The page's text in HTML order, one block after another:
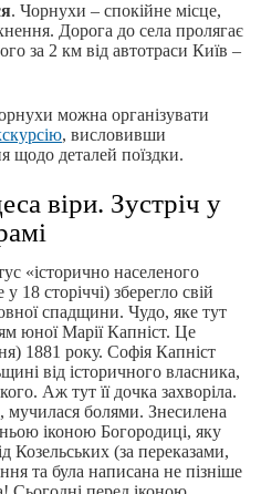
. Чорнухи – спокійне місце,
Дорога до села пролягає
за 2 км від автотраси Київ –
можна організувати
, висловивши
щодо деталей поїздки.
віри. Зустріч у
«історично населеного
18 сторіччі) зберегло свій
спадщини. Чудо, яке тут
юної Марії Капніст. Це
1881 року. Софія Капніст
від історичного власника,
Аж тут її дочка захворіла.
мучилася болями. Знесилена
іконою Богородиці, яку
Козельських (за переказами,
та була написана не пізніше